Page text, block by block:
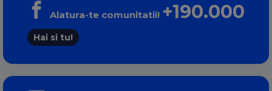
Alatura-te comunitatii! +190.000
Hai si tu!